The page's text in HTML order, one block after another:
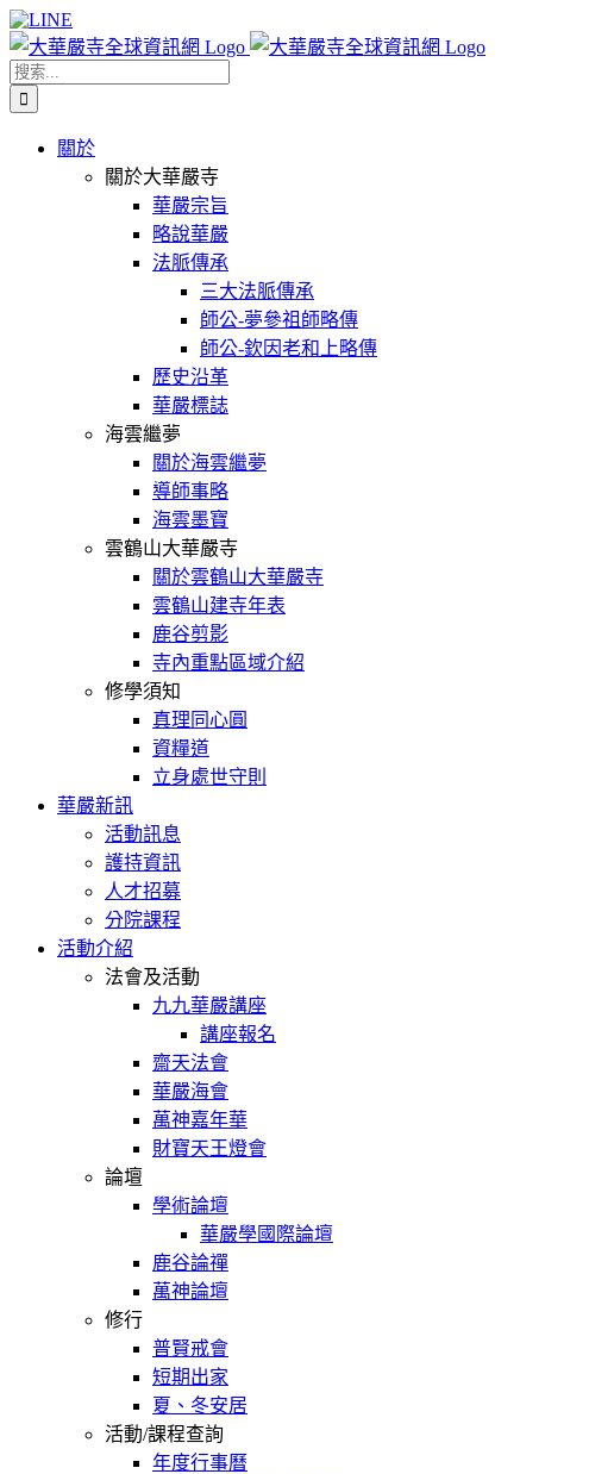
Skip
to
content
Facebook
X
WeChat
YouTube
LINE
搜
索
關於
關於大華嚴寺
華嚴宗旨
略說華嚴
法脈傳承
三大法脈傳承
師公-夢參祖師略傳
師公-欽因老和上略傳
歷史沿革
華嚴標誌
海雲繼夢
關於海雲繼夢
導師事略
海雲墨寶
雲鶴山大華嚴寺
關於雲鶴山大華嚴寺
雲鶴山建寺年表
鹿谷剪影
寺內重點區域介紹
修學須知
真理同心圓
資糧道
立身處世守則
華嚴新訊
活動訊息
護持資訊
人才招募
分院課程
活動介紹
法會及活動
九九華嚴講座
講座報名
齋天法會
華嚴海會
萬神嘉年華
財寶天王燈會
論壇
學術論壇
華嚴學國際論壇
鹿谷論禪
萬神論壇
修行
普賢戒會
短期出家
夏、冬安居
活動/課程查詢
年度行事曆